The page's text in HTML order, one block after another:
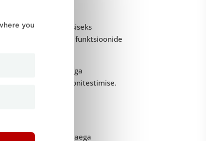
edasiseks
üksikute muudetud funktsioonide
koostamise väga
edasise regressioonitestimise.
meeskonnal raisata aega
you